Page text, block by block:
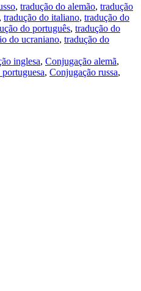
, tradução do alemão, tradução
, tradução do italiano, tradução do
do português, tradução do
do ucraniano, tradução do
inglesa, Conjugação alemã,
, Conjugação russa,